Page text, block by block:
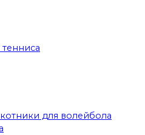
для волейбола